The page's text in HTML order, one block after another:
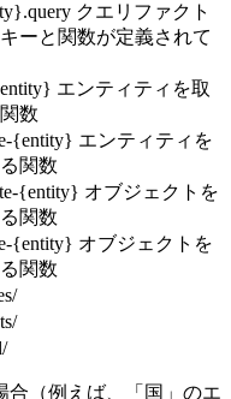
クエリファクト
ーと関数が定義されて
エンティティを取
数
{entity} エンティティを
関数
{entity} オブジェクトを
関数
{entity} オブジェクトを
関数
合（例えば、「国」のエ